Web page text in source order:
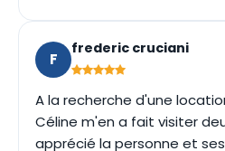
F
frederic cruciani
A la recherche d'une
Céline m'en a fait visiter
apprécié la personne et